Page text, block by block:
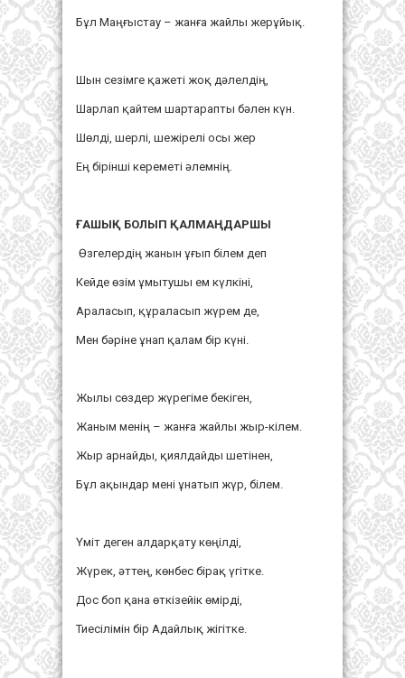
Бұл Маңғыстау – жанға жайлы жерұйық.
Шын сезімге қажеті жоқ дәлелдің,
Шарлап қайтем шартарапты бәлен күн.
Шөлді, шерлі, шежірелі осы жер
Ең бірінші кереметі әлемнің.
ҒАШЫҚ БОЛЫП ҚАЛМАҢДАРШЫ
Өзгелердің жанын ұғып білем деп
Кейде өзім ұмытушы ем күлкіні,
Араласып, құраласып жүрем де,
Мен бәріне ұнап қалам бір күні.
Жылы сөздер жүрегіме бекіген,
Жаным менің – жанға жайлы жыр-кілем.
Жыр арнайды, қиялдайды шетінен,
Бұл ақындар мені ұнатып жүр, білем.
Үміт деген алдарқату көңілді,
Жүрек, әттең, көнбес бірақ үгітке.
Дос боп қана өткізейік өмірді,
Тиесілімін бір Адайлық жігітке.